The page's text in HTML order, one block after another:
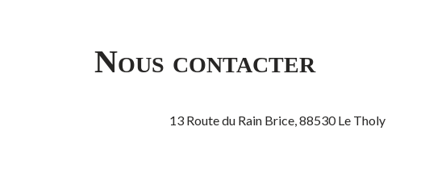
Nous contacter
13 Route du Rain Brice, 88530 Le Tholy